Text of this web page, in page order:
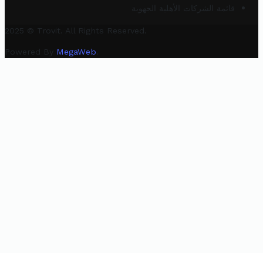
قائمة الشركات الأهلية الجهوية
2025 © Trovit. All Rights Reserved.
Powered By MegaWeb